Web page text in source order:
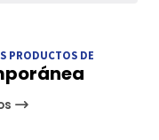
PRODUCTOS DE